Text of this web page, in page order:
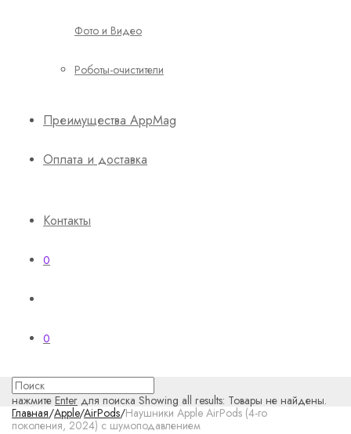
Фото и Видео
Роботы-очистители
Преимущества AppMag
Оплата и доставка
Контакты
0
0
нажмите Enter для поиска Showing all results: Товары не найдены.
Главная/Apple/AirPods/Наушники Apple AirPods (4-го
поколения, 2024) с шумоподавлением